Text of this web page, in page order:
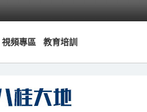
視頻專區 教育培訓